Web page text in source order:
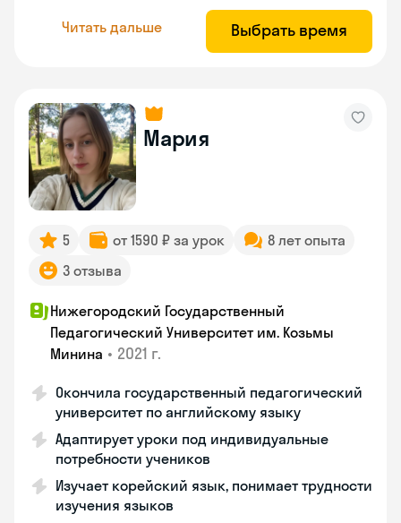
Читать дальше Выбрать время
Мария
5 от 1590 ₽ за урок
8 лет опыта
3 отзыва
Нижегородский Государственный
Педагогический Университет им. Козьмы
Минина • 2021 г.
Окончила государственный педагогический
университет по английскому языку
Адаптирует уроки под индивидуальные
потребности учеников
Изучает корейский язык, понимает трудности
изучения языков